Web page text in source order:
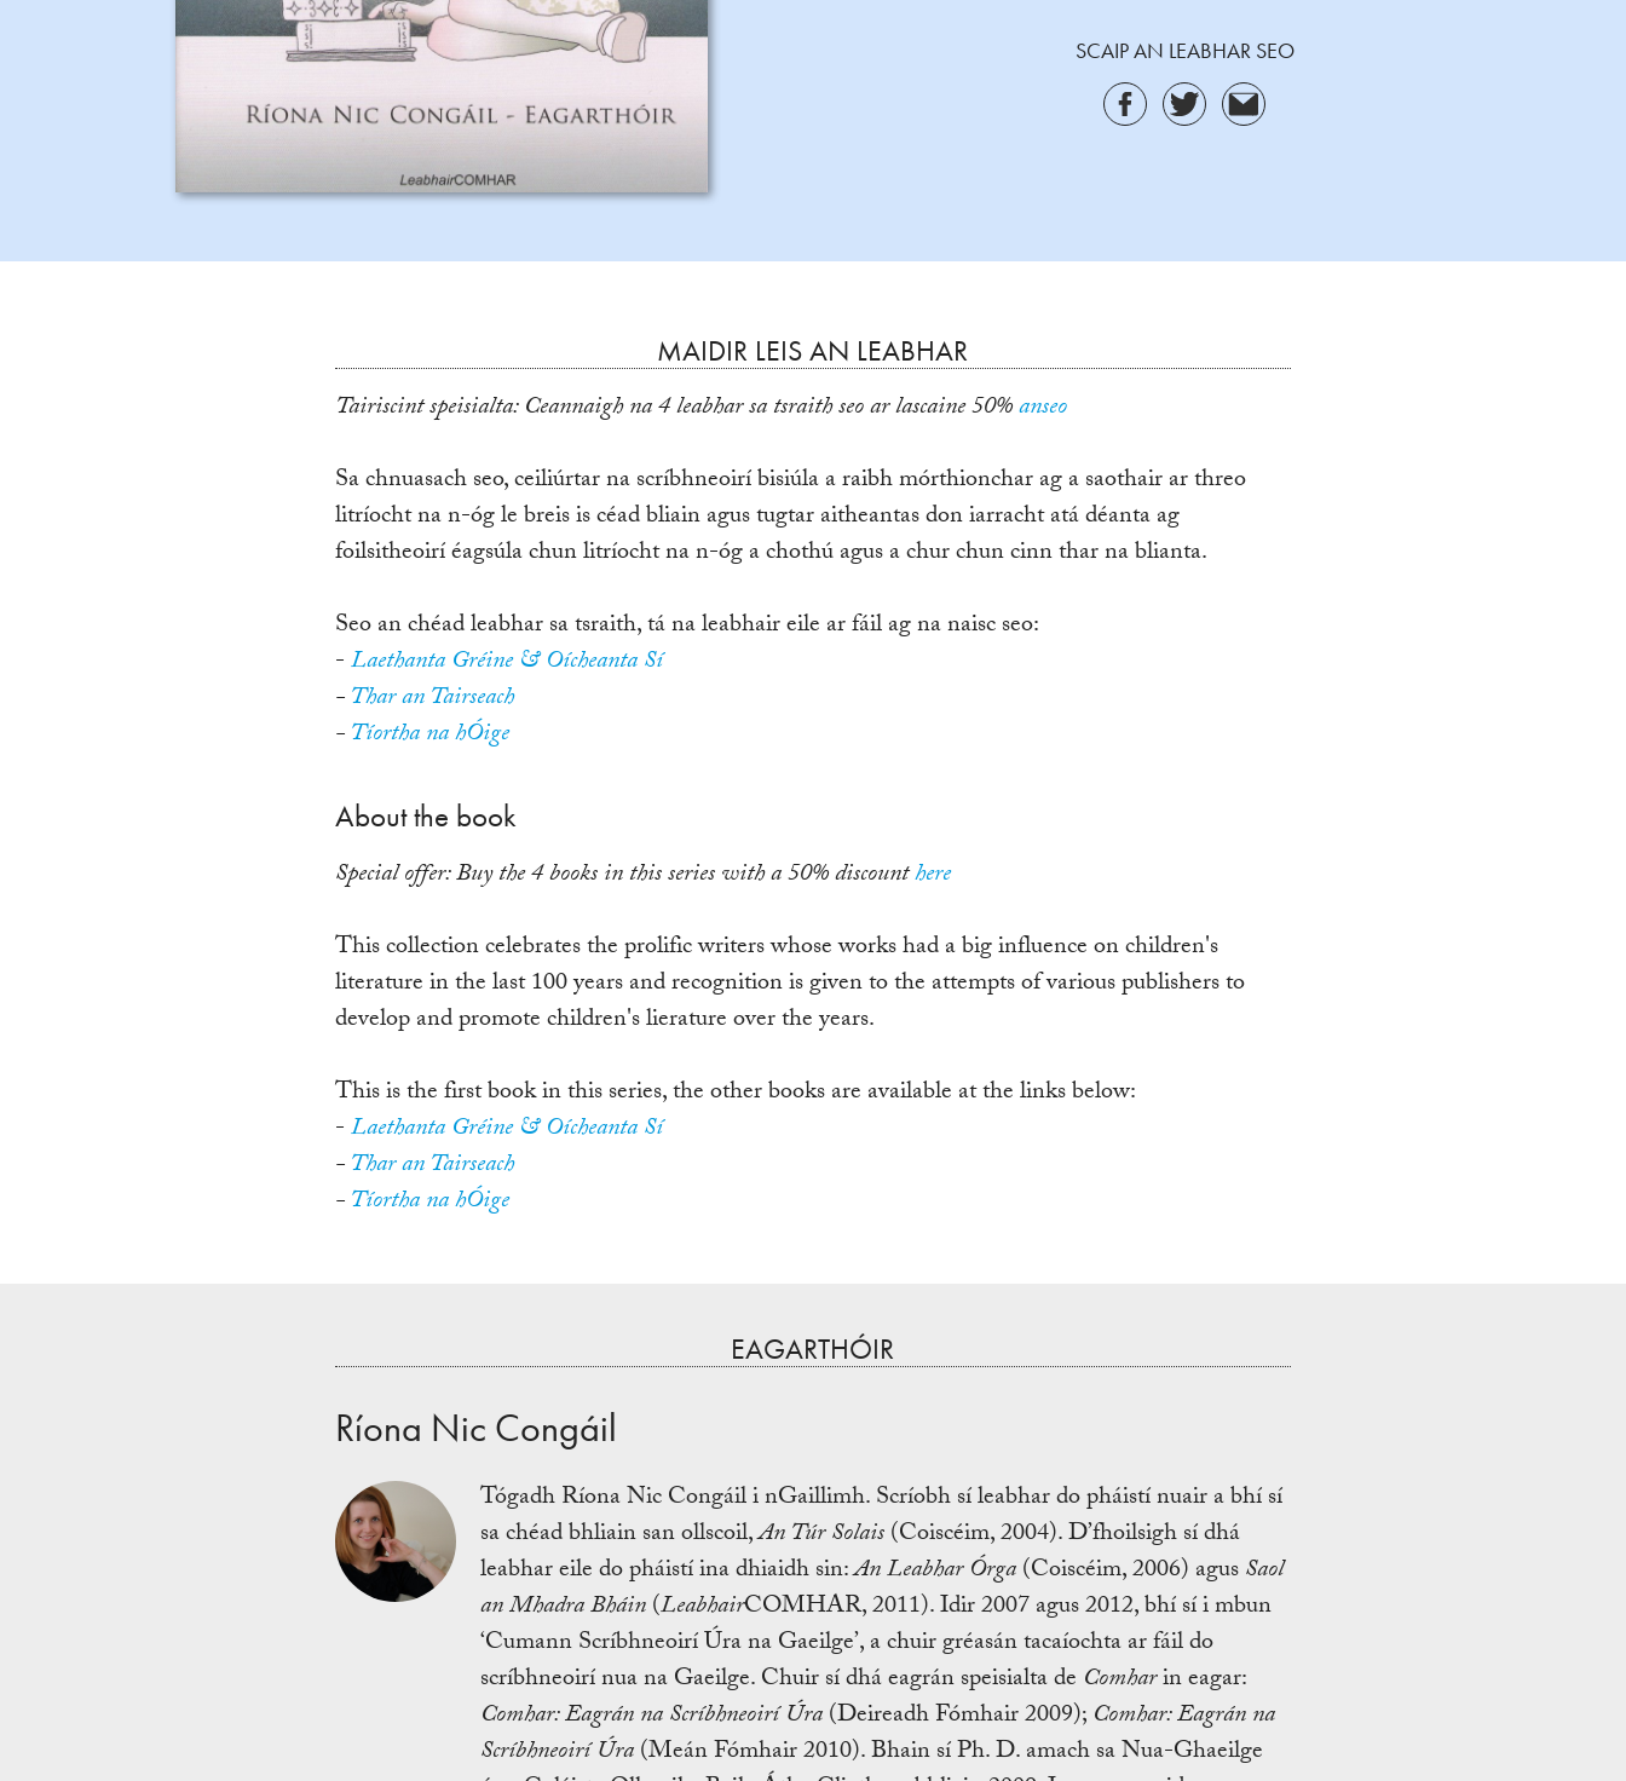
SCAIP AN LEABHAR SEO
MAIDIR LEIS AN LEABHAR
Tairiscint speisialta: Ceannaigh na 4 leabhar sa tsraith seo ar lascaine 50%anseo
Sa chnuasach seo, ceiliúrtar na scríbhneoirí bisiúla a raibh mórthionchar ag a saothair ar threo
litríocht na n-óg le breis is céad bliain agus tugtar aitheantas don iarracht atá déanta ag
foilsitheoirí éagsúla chun litríocht na n-óg a chothú agus a chur chun cinn thar na blianta.
Seo an chéad leabhar sa tsraith, tá na leabhair eile ar fáil ag na naisc seo:
-Laethanta Gréine & Oícheanta Sí
-Thar an Tairseach
-Tíortha na hÓige
About the book
Special offer: Buy the 4 books in this series with a 50% discounthere
This collection celebrates the prolific writers whose works had a big influence on children's
literature in the last 100 years and recognition is given to the attempts of various publishers to
develop and promote children's lierature over the years.
This is the first book in this series, the other books are available at the links below:
-Laethanta Gréine & Oícheanta Sí
-Thar an Tairseach
-Tíortha na hÓige
EAGARTHÓIR
Ríona Nic Congáil
Tógadh Ríona Nic Congáil i nGaillimh. Scríobh sí leabhar do pháistí nuair a bhí sí
sa chéad bhliain san ollscoil,An Túr Solais(Coiscéim, 2004). D’fhoilsigh sí dhá
leabhar eile do pháistí ina dhiaidh sin:An Leabhar Órga(Coiscéim, 2006) agusSaol
an Mhadra Bháin(LeabhairCOMHAR, 2011). Idir 2007 agus 2012, bhí sí i mbun
‘Cumann Scríbhneoirí Úra na Gaeilge’, a chuir gréasán tacaíochta ar fáil do
scríbhneoirí nua na Gaeilge. Chuir sí dhá eagrán speisialta de Comharin eagar:
Comhar: Eagrán na Scríbhneoirí Úra(Deireadh Fómhair 2009); Comhar: Eagrán na
Scríbhneoirí Úra(Meán Fómhair 2010). Bhain sí Ph. D. amach sa Nua-Ghaeilge